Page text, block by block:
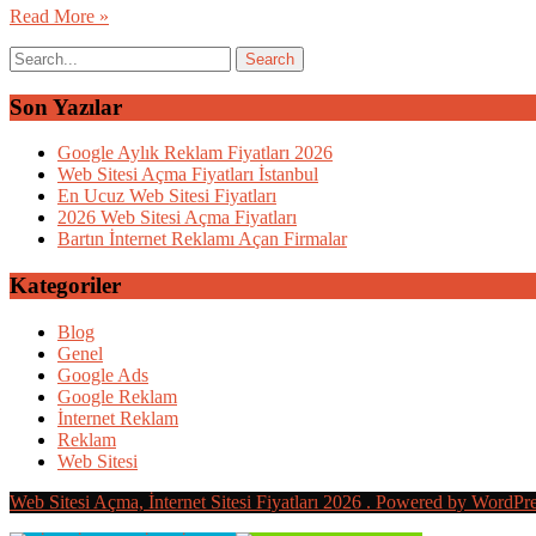
Read More »
Son Yazılar
Google Aylık Reklam Fiyatları 2026
Web Sitesi Açma Fiyatları İstanbul
En Ucuz Web Sitesi Fiyatları
2026 Web Sitesi Açma Fiyatları
Bartın İnternet Reklamı Açan Firmalar
Kategoriler
Blog
Genel
Google Ads
Google Reklam
İnternet Reklam
Reklam
Web Sitesi
Web Sitesi Açma, İnternet Sitesi Fiyatları 2026 . Powered by